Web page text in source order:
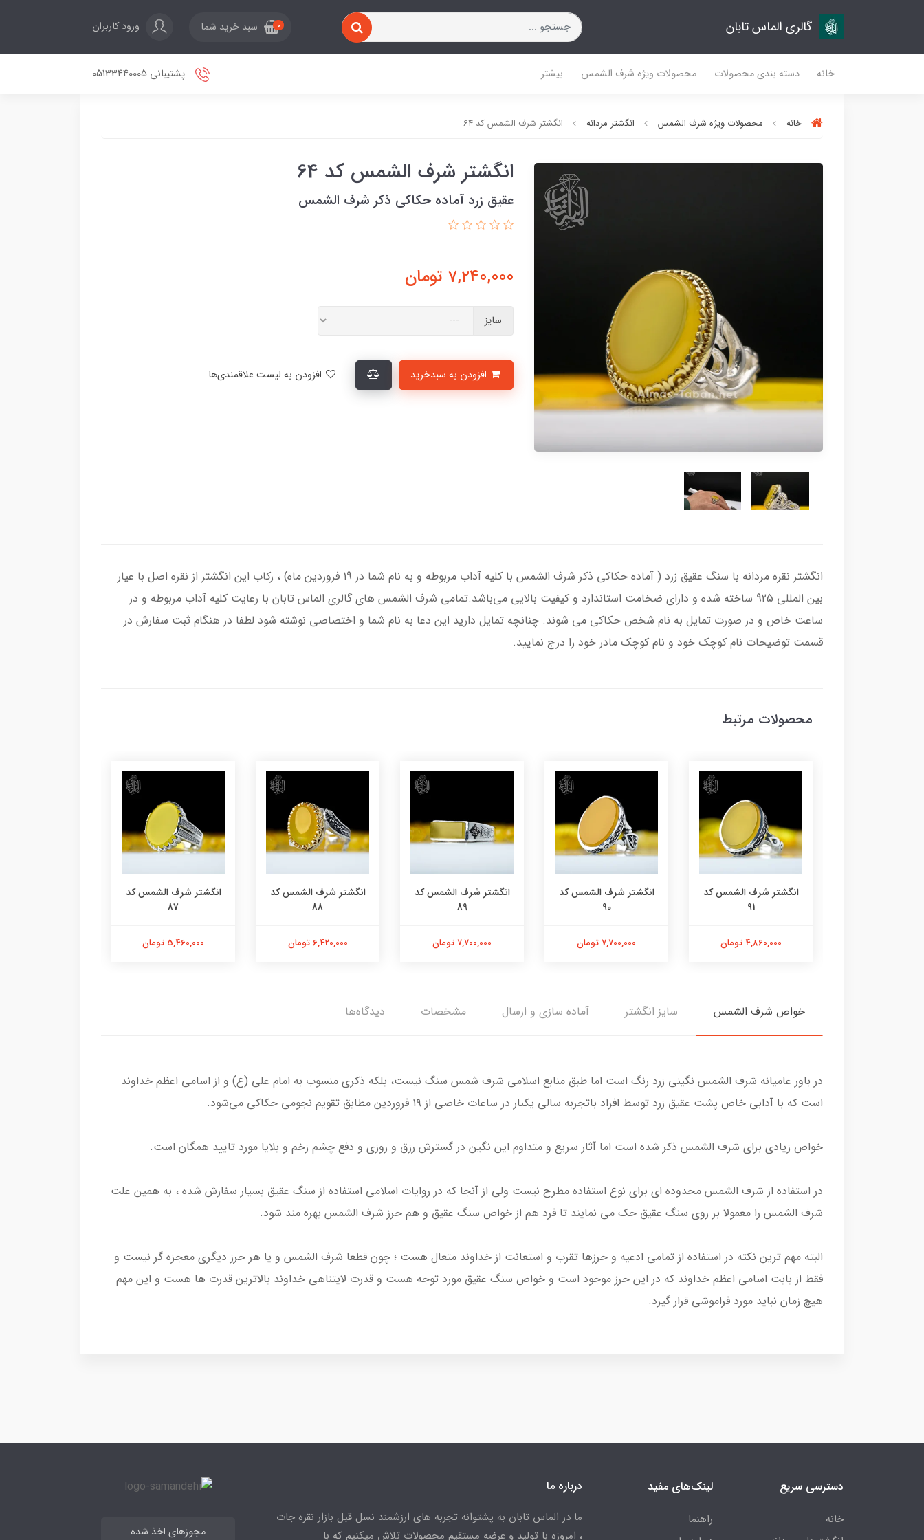
گالری الماس تابان 0 سبد خرید شما ورود کاربران
خانه دسته بندی محصولات محصولات ویژه شرف الشمس بیشتر پشتیبانی 05133440005
خانه محصولات ویژه شرف الشمس انگشتر مردانه انگشتر شرف الشمس کد 64
انگشتر شرف الشمس کد 64
عقیق زرد آماده حکاکی ذکر شرف الشمس
7,240,000 تومان
سایز
انگشتر نقره مردانه با سنگ عقیق زرد ( آماده حکاکی ذکر شرف الشمس با کلیه آداب مربوطه و به نام شما در 19 فروردین ماه) ، رکاب این انگشتر از نقره اصل با عیار
بین المللی 925 ساخته شده و دارای ضخامت استاندارد و کیفیت بالایی می‌باشد.تمامی شرف الشمس های گالری الماس تابان با رعایت کلیه آداب مربوطه و در
ساعت خاص و در صورت تمایل به نام شخص حکاکی می شوند. چنانچه تمایل دارید این دعا به نام شما و اختصاصی نوشته شود لطفا در هنگام ثبت سفارش در
قسمت توضیحات نام کوچک خود و نام کوچک مادر خود را درج نمایید.
محصولات مرتبط
انگشتر شرف الشمس کد
91
4,860,000 تومان
انگشتر شرف الشمس کد
90
7,700,000 تومان
انگشتر شرف الشمس کد
89
7,700,000 تومان
انگشتر شرف الشمس کد
88
6,420,000 تومان
انگشتر شرف الشمس کد
87
5,460,000 تومان
خواص شرف الشمس سایز انگشتر آماده سازی و ارسال مشخصات دیدگاه‌ها
در باور عامیانه شرف الشمس نگینی زرد رنگ است اما طبق منابع اسلامی شرف شمس سنگ نیست، بلکه ذکری منسوب به امام علی (ع) و از اسامی اعظم خداوند
است که با آدابی خاص پشت عقیق زرد توسط افراد باتجربه سالی یکبار در ساعات خاصی از ۱۹ فروردین مطابق تقویم‌ نجومی حکاکی می‌شود.
خواص زیادی برای شرف الشمس ذکر شده است اما آثار سریع و متداوم این نگین در گسترش رزق و روزی و دفع چشم زخم و بلایا مورد تایید همگان است.
در استفاده از شرف الشمس محدوده ای برای نوع استفاده مطرح نیست ولی از آنجا که در روایات اسلامی استفاده از سنگ عقیق بسیار سفارش شده ، به همین علت
شرف الشمس را معمولا بر روی سنگ عقیق حک می نمایند تا فرد هم از خواص سنگ عقیق و هم حرز شرف الشمس بهره مند شود.
البته مهم ترین نکته در استفاده از تمامی ادعیه و حرزها تقرب و استعانت از خداوند متعال هست ؛ چون قطعا شرف الشمس و یا هر حرز دیگری معجزه گر نیست و
فقط از بابت اسامی اعظم خداوند که در این حرز موجود است و خواص سنگ عقیق مورد توجه هست و قدرت لایتناهی خداوند بالاترین قدرت ها هست و این مهم
هیچ زمان نباید مورد فراموشی قرار گیرد.
دسترسی سریع
خانه
لینک‌های مفید
راهنما
درباره ما
ما در الماس تابان به پشتوانه تجربه های ارزشمند نسل قبل بازار نقره جات
، امروزه با تولید و عرضه مستقیم محصولات تلاش میکنیم که با
مجوزهای اخذ شده